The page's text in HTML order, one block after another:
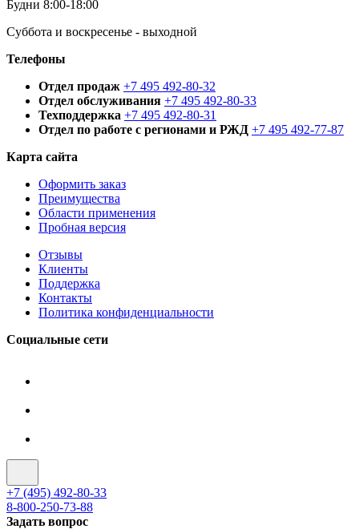
Будни 8:00-18:00
Суббота и воскресенье - выходной
Телефоны
Отдел продаж +7 495 492-80-32
Отдел обслуживания +7 495 492-80-33
Техподдержка +7 495 492-80-31
Отдел по работе с регионами и РЖД +7 495 492-77-87
Карта сайта
Оформить заказ
Преимущества
Области применения
Пробная версия
Отзывы
Клиенты
Поддержка
Контакты
Политика конфиденциальности
Социальные сети
+7 (495) 492-80-33
8-800-250-73-88
Задать вопрос